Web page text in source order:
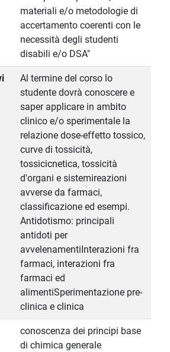
materiali e/o metodologie di
accertamento coerenti con le
necessità degli studenti
disabili e/o DSA"
Al termine del corso lo
studente dovrà conoscere e
saper applicare in ambito
clinico e/o sperimentale la
relazione dose-effetto tossico,
curve di tossicità,
tossicicnetica, tossicità
d'organi e sistemireazioni
avverse da farmaci,
classificazione ed esempi.
Antidotismo: principali
antidoti per
avvelenamentiInterazioni fra
farmaci, interazioni fra
farmaci ed
alimentiSperimentazione pre-
clinica e clinica
conoscenza dei principi base
di chimica generale